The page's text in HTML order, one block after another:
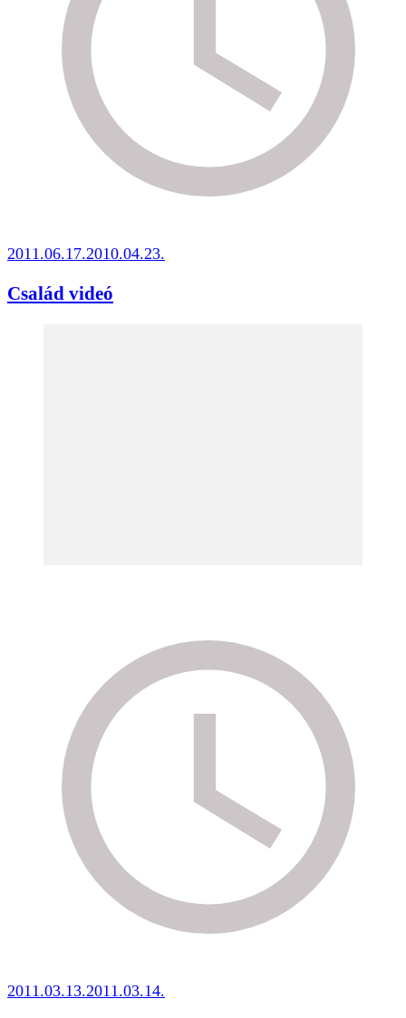
2011.06.17.2010.04.23.
Család videó
2011.03.13.2011.03.14.